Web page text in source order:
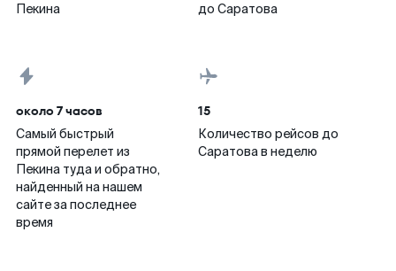
Пекина
до Саратова
около 7 часов
Самый быстрый
прямой перелет из
Пекина туда и обратно,
найденный на нашем
сайте за последнее
время
15
Количество рейсов до
Саратова в неделю